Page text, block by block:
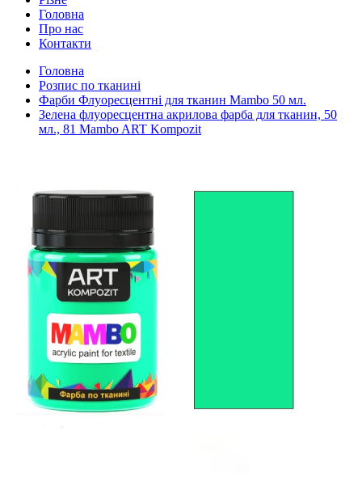
Головна
Про нас
Контакти
Головна
Розпис по тканині
Фарби Флуоресцентні для тканин Mambo 50 мл.
Зелена флуоресцентна акрилова фарба для тканин, 50
мл., 81 Mambo ART Kompozit